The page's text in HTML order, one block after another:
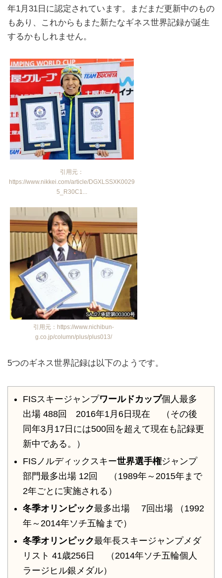
年1月31日に認定されています。まだまだ更新中のもの
もあり、これからもまた新たなギネス世界記録が誕生
するかもしれません。
引用元：
https://www.nikkei.com/article/DGXLSSXK0029
5_R30C1...
引用元：https://www.nichibun-
g.co.jp/column/plus/plus013/
5つのギネス世界記録は以下のようです。
FISスキージャンプワールドカップ個人最多
出場 488回 2016年1月6日現在 （その後
同年3月17日には500回を超えて現在も記録更
新中である。）
FISノルディックスキー世界選手権ジャンプ
部門最多出場 12回 （1989年～2015年まで
2年ごとに実施される）
冬季オリンピック最多出場 7回出場 （1992
年～2014年ソチ五輪まで）
冬季オリンピック最年長スキージャンプメダ
リスト 41歳256日 （2014年ソチ五輪個人
ラージヒル銀メダル）